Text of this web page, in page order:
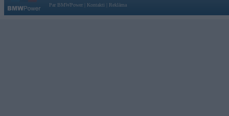
Par BMWPower
Kontakti Reklāma